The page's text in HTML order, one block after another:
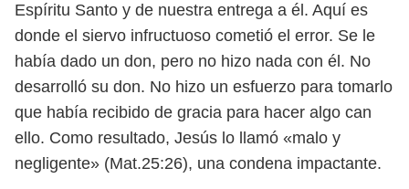
Espíritu Santo y de nuestra entrega a él. Aquí es
donde el siervo infructuoso cometió el error. Se le
había dado un don, pero no hizo nada con él. No
desarrolló su don. No hizo un esfuerzo para tomarlo
que había recibido de gracia para hacer algo can
ello. Como resultado, Jesús lo llamó «malo y
negligente» (Mat.25:26), una condena impactante.